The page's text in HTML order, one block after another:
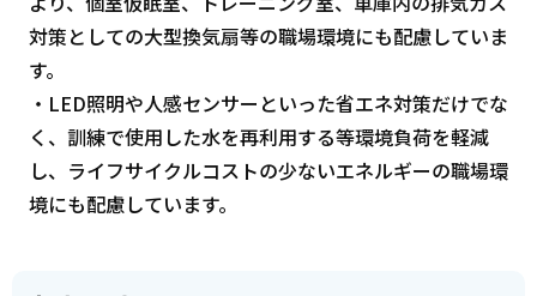
対策としての大型換気扇等の職場環境にも配慮していま
す。
・LED照明や人感センサーといった省エネ対策だけでな
く、訓練で使用した水を再利用する等環境負荷を軽減
し、ライフサイクルコストの少ないエネルギーの職場環
境にも配慮しています。